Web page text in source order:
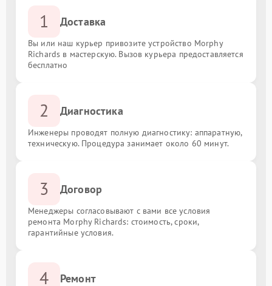
1 Доставка
Вы или наш курьер привозите устройство Morphy
Richards в мастерскую. Вызов курьера предоставляется
бесплатно
2 Диагностика
Инженеры проводят полную диагностику: аппаратную,
техническую. Процедура занимает около 60 минут.
3 Договор
Менеджеры согласовывают с вами все условия
ремонта Morphy Richards: стоимость, сроки,
гарантийные условия.
4 Ремонт